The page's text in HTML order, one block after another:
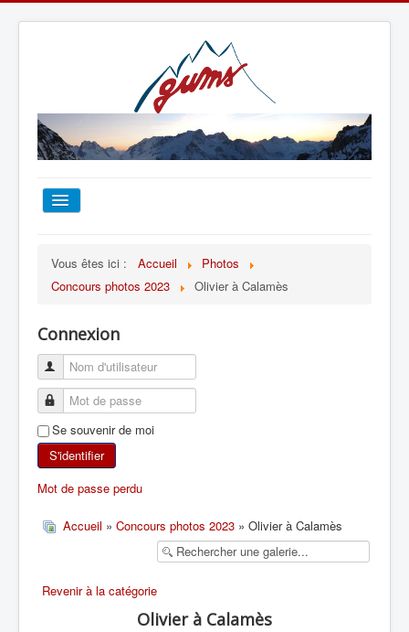
TOUT SUR LE GUMS
ESCALADE
ALPINISME
SKI DE RANDONNÉE
RANDONNÉE SPORTIVE
Vous êtes ici : Accueil
Photos
Concours photos 2023
Olivier à Calamès
Connexion
Se souvenir de moi
S'identifier
Mot de passe perdu
Accueil » Concours photos 2023 » Olivier à Calamès
Revenir à la catégorie
Olivier à Calamès